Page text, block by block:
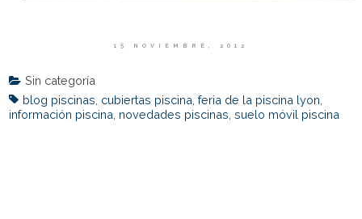
15 NOVIEMBRE, 2012
Sin categoría
blog piscinas cubiertas piscina ,feria de la piscina lyon
información piscina novedades piscinas ,suelo móvil piscina